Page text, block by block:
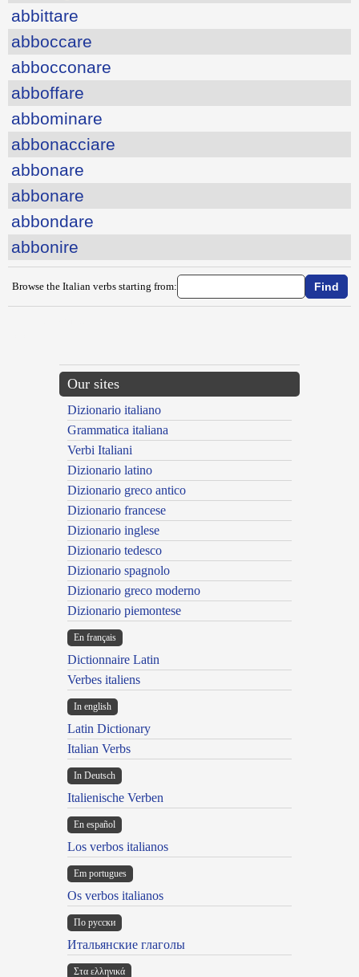
abbittare
abboccare
abbocconare
abboffare
abbominare
abbonacciare
abbonare
abbonare
abbondare
abbonire
Browse the Italian verbs starting from:
Our sites
Dizionario italiano
Grammatica italiana
Verbi Italiani
Dizionario latino
Dizionario greco antico
Dizionario francese
Dizionario inglese
Dizionario tedesco
Dizionario spagnolo
Dizionario greco moderno
Dizionario piemontese
En français
Dictionnaire Latin
Verbes italiens
In english
Latin Dictionary
Italian Verbs
In Deutsch
Italienische Verben
En español
Los verbos italianos
Em portugues
Os verbos italianos
По русски
Итальянские глаголы
Στα ελληνικά